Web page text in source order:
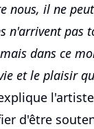
nous, il ne
n'arrivent pas
dans ce
et le plaisir
d'être